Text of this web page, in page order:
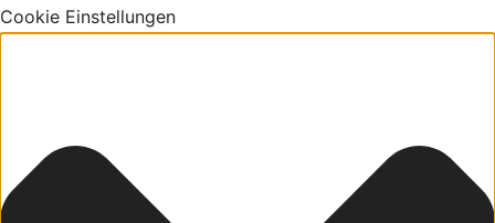
Cookie Einstellungen